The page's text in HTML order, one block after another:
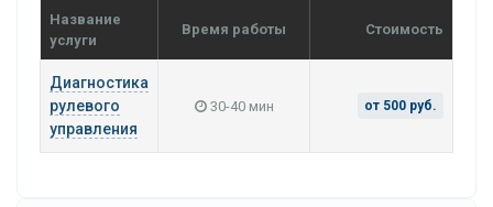
Название
услуги
Время работы Стоимость
Диагностика
рулевого
управления
30-40 мин от 500 руб.